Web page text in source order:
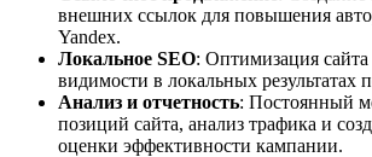
внешних ссылок для повышения
Yandex.
Локальное SEO: Оптимизация
видимости в локальных результатах
Анализ и отчетность: Постоянный
позиций сайта, анализ трафика и
оценки эффективности кампании.